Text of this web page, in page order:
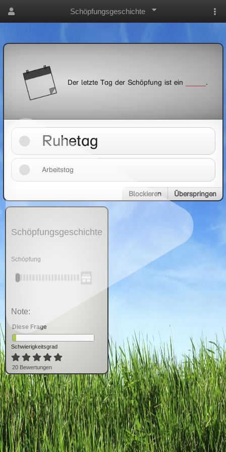
Schöpfungsgeschichte
Der letzte Tag der Schöpfung ist ein .
Ruhetag
Arbeitstag
Blockieren Überspringen
Schöpfungsgeschichte
Schöpfung
Note:
Diese Frage
Schwierigkeitsgrad
20 Bewertungen